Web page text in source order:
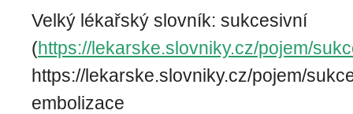
Velký lékařský slovník: sukcesivní
(https://lekarske.slovniky.cz/pojem/
https://lekarske.slovniky.cz/pojem/
embolizace